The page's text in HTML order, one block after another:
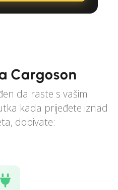
Cargoson
da raste s vašim
kada prijeđete iznad
dobivate: